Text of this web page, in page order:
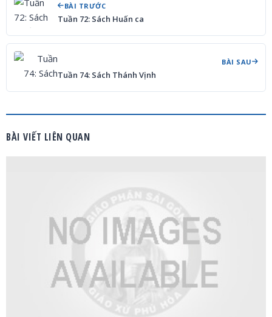
BÀI TRƯỚC
Tuần 72: Sách Huấn ca
BÀI SAU
Tuần 74: Sách Thánh Vịnh
BÀI VIẾT LIÊN QUAN